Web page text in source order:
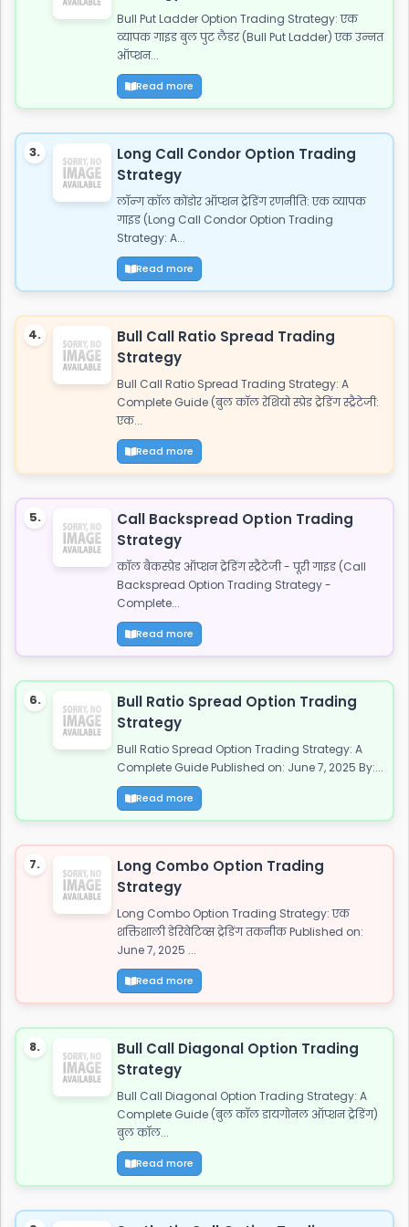
Bull Put Ladder Option Trading Strategy: एक
व्यापक गाइड बुल पुट लैडर (Bull Put Ladder) एक उन्नत
ऑप्शन...
Read more
3.
Long Call Condor Option Trading
Strategy
लॉन्ग कॉल कोंडोर ऑप्शन ट्रेडिंग रणनीति: एक व्यापक
गाइड (Long Call Condor Option Trading
Strategy: A...
Read more
4.
Bull Call Ratio Spread Trading
Strategy
Bull Call Ratio Spread Trading Strategy: A
Complete Guide (बुल कॉल रेशियो स्प्रेड ट्रेडिंग स्ट्रैटेजी:
एक...
Read more
5.
Call Backspread Option Trading
Strategy
कॉल बैकस्प्रेड ऑप्शन ट्रेडिंग स्ट्रैटेजी - पूरी गाइड (Call
Backspread Option Trading Strategy -
Complete...
Read more
6.
Bull Ratio Spread Option Trading
Strategy
Bull Ratio Spread Option Trading Strategy: A
Complete Guide Published on: June 7, 2025 By:...
Read more
7.
Long Combo Option Trading
Strategy
Long Combo Option Trading Strategy: एक
शक्तिशाली डेरिवेटिव्स ट्रेडिंग तकनीक Published on:
June 7, 2025 ...
Read more
8.
Bull Call Diagonal Option Trading
Strategy
Bull Call Diagonal Option Trading Strategy: A
Complete Guide (बुल कॉल डायगोनल ऑप्शन ट्रेडिंग)
बुल कॉल...
Read more